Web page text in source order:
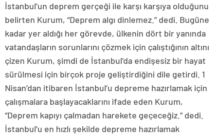
İstanbul’un deprem gerçeği ile karşı karşıya olduğunu
belirten Kurum, “Deprem algı dinlemez.” dedi. Bugüne
kadar yer aldığı her görevde, ülkenin dört bir yanında
vatandaşların sorunlarını çözmek için çalıştığının altını
çizen Kurum, şimdi de İstanbul’da endişesiz bir hayat
sürülmesi için birçok proje geliştirdiğini dile getirdi. 1
Nisan’dan itibaren İstanbul’u depreme hazırlamak için
çalışmalara başlayacaklarını ifade eden Kurum,
“Deprem kapıyı çalmadan harekete geçeceğiz.” dedi.
İstanbul’u en hızlı şekilde depreme hazırlamak